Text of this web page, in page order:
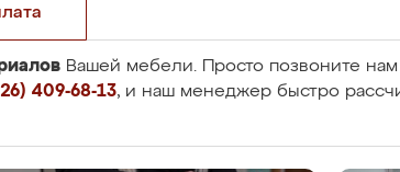
Вашей мебели. Просто позвоните
409-68-13, и наш менеджер быстро